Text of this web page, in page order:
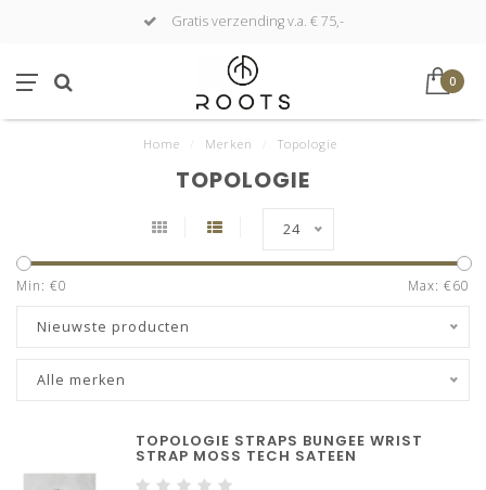
Gratis verzending v.a. € 75,-
0
Home Merken Topologie
TOPOLOGIE
24
Min: €0 Max: €60
Nieuwste producten
Alle merken
TOPOLOGIE STRAPS BUNGEE WRIST
STRAP MOSS TECH SATEEN